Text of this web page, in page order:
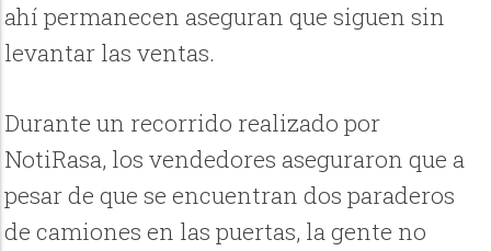
ahí permanecen aseguran que siguen sin
levantar las ventas.
Durante un recorrido realizado por
NotiRasa, los vendedores aseguraron que a
pesar de que se encuentran dos paraderos
de camiones en las puertas, la gente no